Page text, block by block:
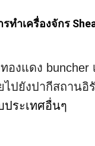
ทําเครื่องจักร
งแดง buncher
ไปยังปากีสถานอิ
ประเทศอื่นๆ